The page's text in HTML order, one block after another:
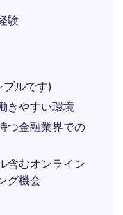
験
ルです)
きやすい環境
つ金融業界での
含むオンライン
グ機会